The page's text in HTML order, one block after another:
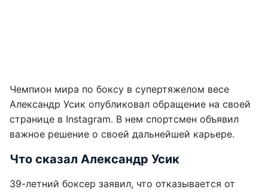
Чемпион мира по боксу в супертяжелом весе
Александр Усик опубликовал обращение на своей
странице в Instagram. В нем спортсмен объявил
важное решение о своей дальнейшей карьере.
Что сказал Александр Усик
39-летний боксер заявил, что отказывается от